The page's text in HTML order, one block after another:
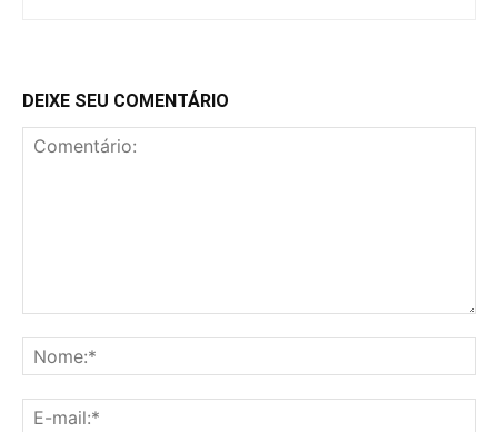
DEIXE SEU COMENTÁRIO